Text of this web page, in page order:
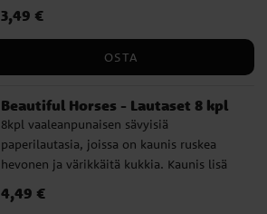
grammaa.
Hinta :3,49 €
3,49 €
OSTA
Beautiful Horses - Lautaset 8 kpl
8kpl vaaleanpunaisen sävyisiä
paperilautasia, joissa on kaunis ruskea
hevonen ja värikkäitä kukkia. Kaunis lisä
Lautasten halkaisija on noin 23 cm.
Hinta :4,49 €
4,49 €